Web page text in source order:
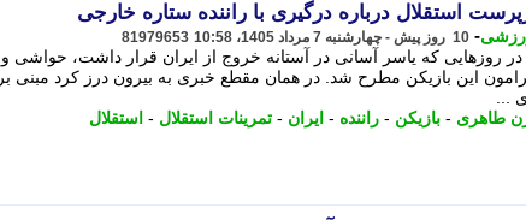
استقلال درباره درگیری با راننده ستاره خارجی
- 10 روز پیش - چهارشنبه 7 مرداد 1405، 10:58 81979653
روزهایی که یاسر آسانی در آستانه خروج از ایران قرار داشت، حواشی و
این بازیکن مطرح شد. در همان مقطع خبری به بیرون درز کرد مبنی بر
...
طاهری - بازیکن - راننده - ایران - تمرینات استقلال - استقلال